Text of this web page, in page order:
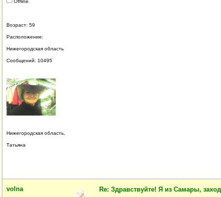
Offline
Возраст: 59
Расположение:
Нижегородская область
Сообщений: 10495
Нижегородская область,
Татьяна
volna Re: Здравствуйте! Я из Самары,